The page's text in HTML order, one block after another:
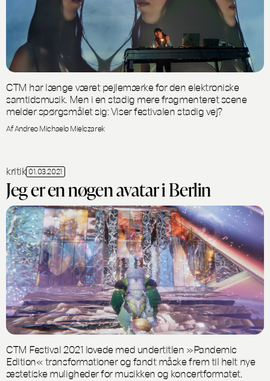
CTM har længe været pejlemærke for den elektroniske
samtidsmusik. Men i en stadig mere fragmenteret scene
melder spørgsmålet sig: Viser festivalen stadig vej?
Af Andreo Michaelo Mielczarek
kritik 01.03.2021
Jeg er en nøgen avatar i Berlin
CTM Festival 2021 lovede med undertitlen »Pandemic
Edition« transformationer og fandt måske frem til helt nye
æstetiske muligheder for musikken og koncertformatet.